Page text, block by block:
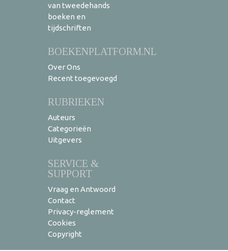
van tweedehands
boeken en
tijdschriften
BOEKENPLATFORM.NL
Over Ons
Recent toegevoegd
RUBRIEKEN
Auteurs
Categorieën
Uitgevers
SERVICE &
SUPPORT
Vraag en Antwoord
Contact
Privacy-reglement
Cookies
Copyright